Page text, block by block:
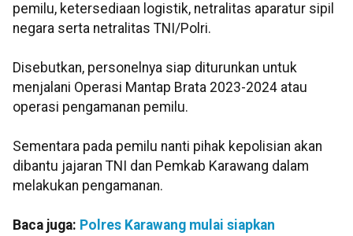
pemilu, ketersediaan logistik, netralitas aparatur sipil
negara serta netralitas TNI/Polri.
Disebutkan, personelnya siap diturunkan untuk
menjalani Operasi Mantap Brata 2023-2024 atau
operasi pengamanan pemilu.
Sementara pada pemilu nanti pihak kepolisian akan
dibantu jajaran TNI dan Pemkab Karawang dalam
melakukan pengamanan.
Baca juga: Polres Karawang mulai siapkan